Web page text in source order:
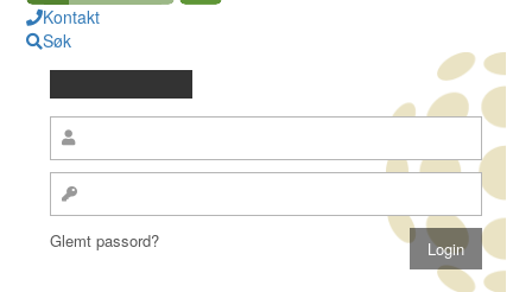
Kontakt
Søk
Glemt passord?